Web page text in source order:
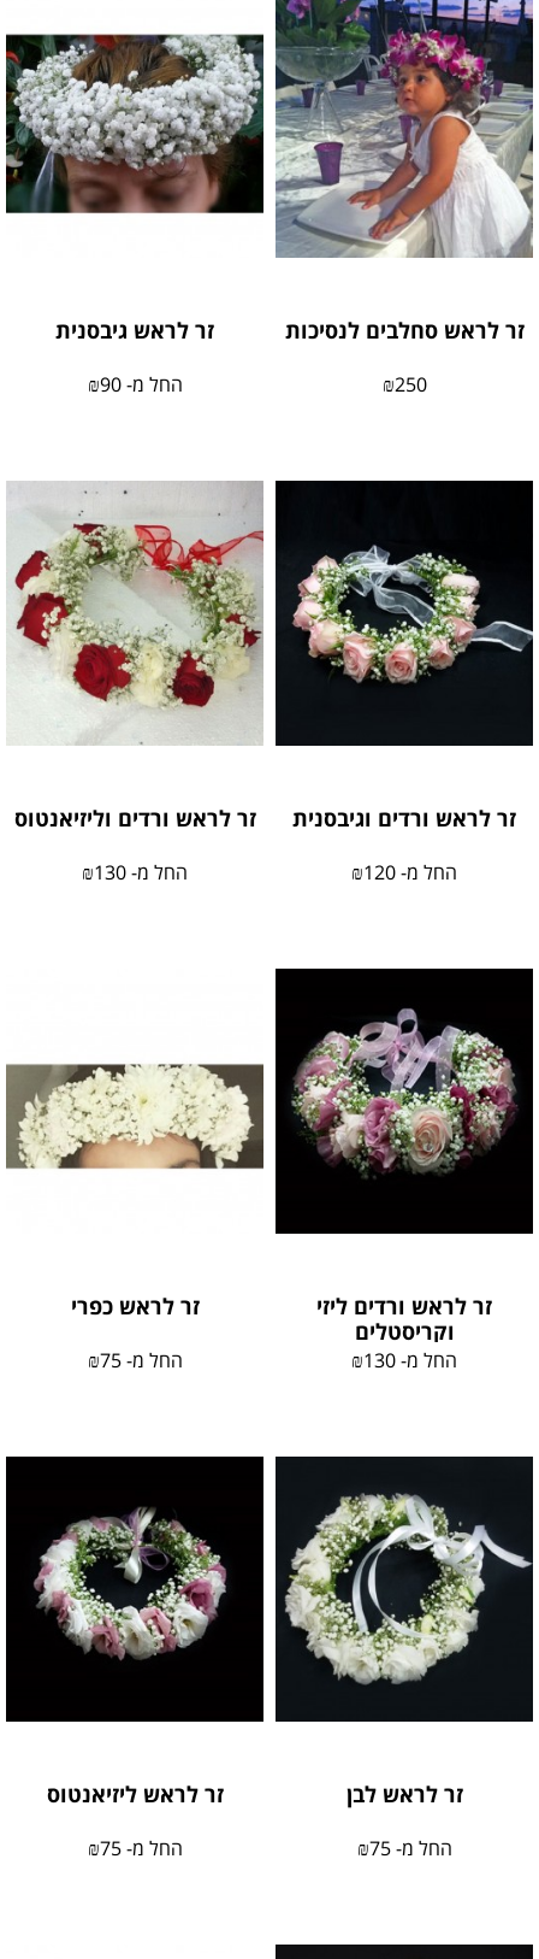
זר לראש סחלבים לנסיכות
₪250
זר לראש גיבסנית
החל מ- ₪90
זר לראש ורדים וגיבסנית
החל מ- ₪120
זר לראש ורדים וליזיאנטוס
החל מ- ₪130
זר לראש ורדים ליזי
וקריסטלים
החל מ- ₪130
זר לראש כפרי
החל מ- ₪75
זר לראש לבן
החל מ- ₪75
זר לראש ליזיאנטוס
החל מ- ₪75